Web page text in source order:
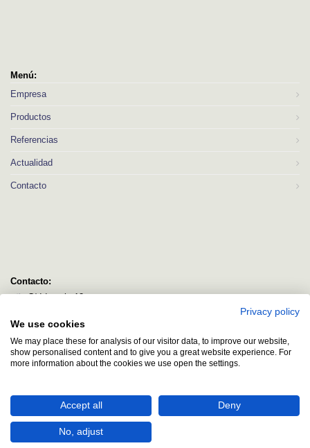
Menú:
Empresa
Productos
Referencias
Actualidad
Contacto
Contacto:
C/ Idorsolo 13
Bizkaia
logitec@logitecsl.net
+34 944 544 580
Privacy policy
We use cookies
We may place these for analysis of our visitor data, to improve our website,
show personalised content and to give you a great website experience. For
more information about the cookies we use open the settings.
Accept all Deny
No, adjust